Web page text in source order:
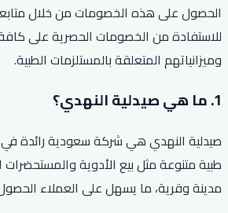
الحصول على هذه الخصومات من خلال
للاستفادة من الخصومات الحصرية على
وميزانياتهم المتعلقة بالمستلزمات الطبية.
1. ما هي صيدلية النهدي؟
مدينة وقرية، ما يسهل على العملاء